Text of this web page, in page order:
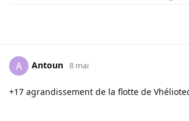
A Antoun 8 mai
+17 agrandissement de la flotte de